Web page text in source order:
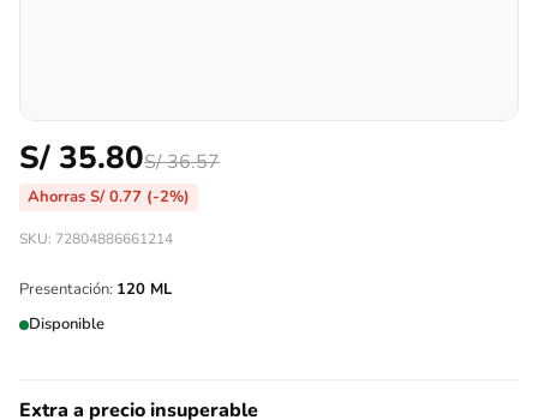
S/ 35.80S/36.57
Ahorras S/ 0.77 (-2%)
SKU: 72804886661214
Presentación: 120 ML
Disponible
Extra a precio insuperable